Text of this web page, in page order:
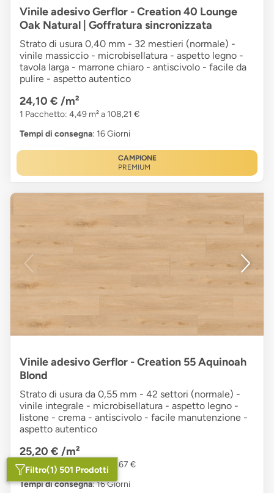
Vinile adesivo Gerflor - Creation 40 Lounge
Oak Natural | Goffratura sincronizzata
Strato di usura 0,40 mm - 32 mestieri (normale) -
vinile massiccio - microbisellatura - aspetto legno -
tavola larga - marrone chiaro - antiscivolo - facile da
pulire - aspetto autentico
24,10 € /m²
1 Pacchetto: 4,49 m² a 108,21 €
Tempi di consegna: 16 Giorni
CAMPIONE
PREMIUM
Vinile adesivo Gerflor - Creation 55 Aquinoah
Blond
Strato di usura da 0,55 mm - 42 settori (normale) -
vinile integrale - microbisellatura - aspetto legno -
listone - crema - antiscivolo - facile manutenzione -
aspetto autentico
25,20 € /m²
1 Pacchetto: 3,36 m² a 84,67 €
Tempi di consegna: 16 Giorni
Filtro(1) 501 Prodotti